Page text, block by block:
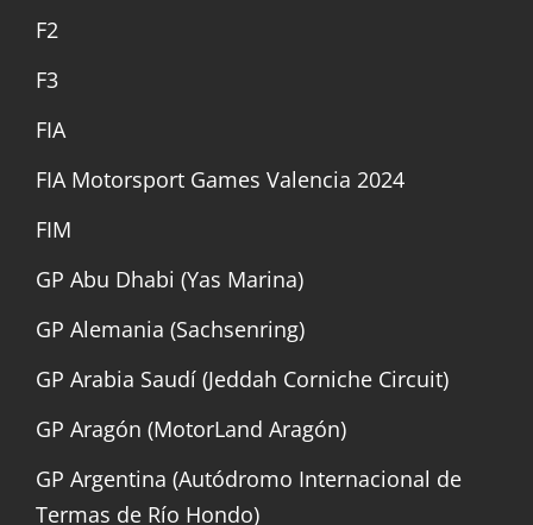
F2
F3
FIA
FIA Motorsport Games Valencia 2024
FIM
GP Abu Dhabi (Yas Marina)
GP Alemania (Sachsenring)
GP Arabia Saudí (Jeddah Corniche Circuit)
GP Aragón (MotorLand Aragón)
GP Argentina (Autódromo Internacional de
Termas de Río Hondo)